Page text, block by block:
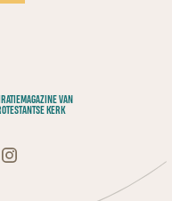
VAN
KERK